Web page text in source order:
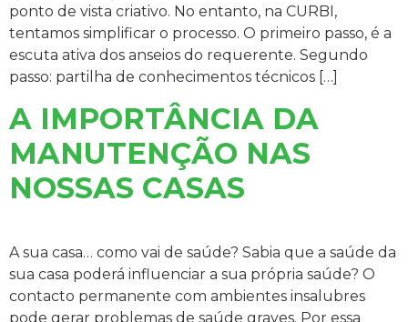
ponto de vista criativo. No entanto, na CURBI,
tentamos simplificar o processo. O primeiro passo, é a
escuta ativa dos anseios do requerente. Segundo
passo: partilha de conhecimentos técnicos […]
A IMPORTÂNCIA DA
MANUTENÇÃO NAS
NOSSAS CASAS
A sua casa… como vai de saúde? Sabia que a saúde da
sua casa poderá influenciar a sua própria saúde? O
contacto permanente com ambientes insalubres
pode gerar problemas de saúde graves. Por essa